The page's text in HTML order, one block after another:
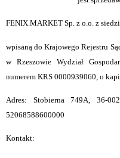
FENIX.MARKET Sp. z o.o. z
wpisaną do Krajowego Rejestru
w Rzeszowie Wydział
numerem KRS 0000939060, o
Adres: Stobierna 749A, 36-
52068588600000
Kontakt: